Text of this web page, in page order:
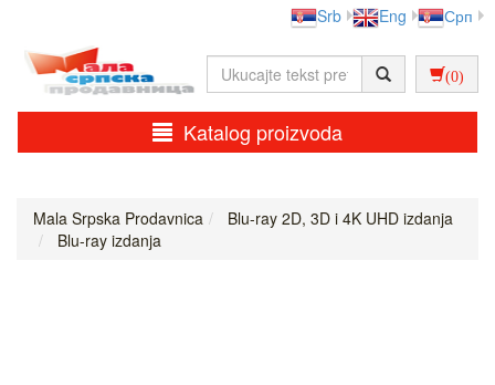
Srb Eng Срп
(0)
Katalog proizvoda
Mala Srpska Prodavnica
Blu-ray 2D, 3D i 4K UHD izdanja
Blu-ray izdanja